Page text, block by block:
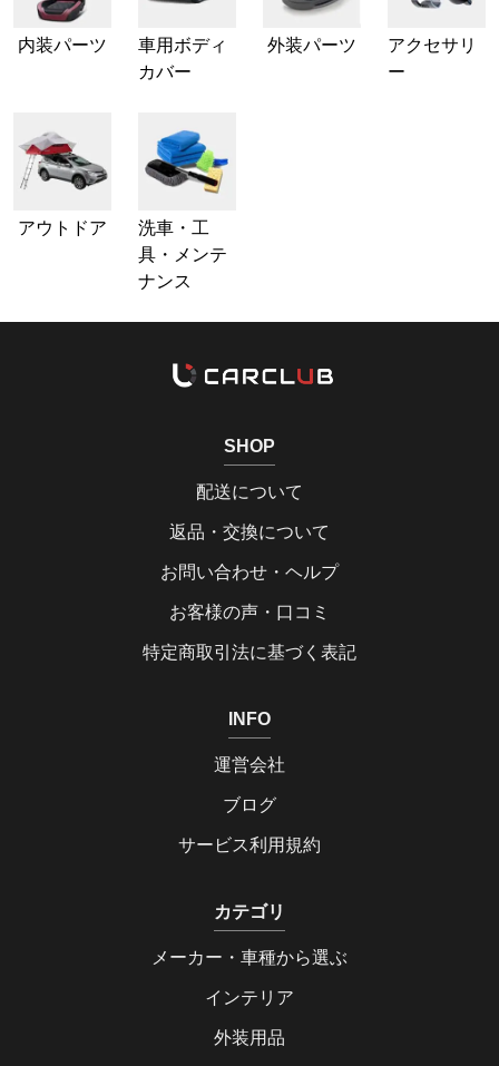
内装パーツ
車用ボディ
カバー
外装パーツ
アクセサリ
ー
アウトドア
洗車・工
具・メンテ
ナンス
SHOP
配送について
返品・交換について
お問い合わせ・ヘルプ
お客様の声・口コミ
特定商取引法に基づく表記
INFO
運営会社
ブログ
サービス利用規約
カテゴリ
メーカー・車種から選ぶ
インテリア
外装用品